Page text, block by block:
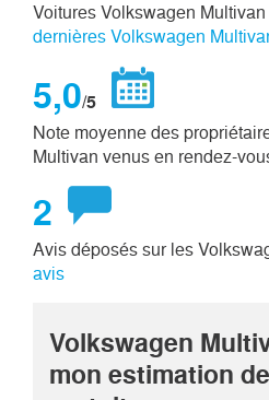
Voitures Volkswagen Multivan
dernières Volkswagen
5,0/5
Note moyenne des
Multivan venus en rendez-
2
Avis déposés sur les
avis
Volkswagen
mon estimation